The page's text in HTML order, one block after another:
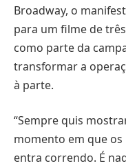
Broadway, o
para um filme de
como parte da
transformar a
à parte.
“Sempre quis
momento em que
entra correndo. É